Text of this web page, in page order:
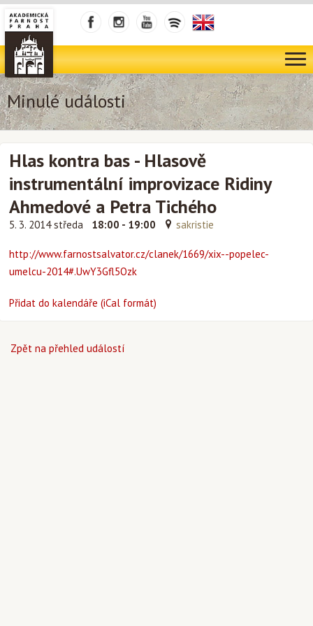
Minulé události
Hlas kontra bas - Hlasově
instrumentální improvizace Ridiny
Ahmedové a Petra Tichého
5. 3. 2014 středa 18:00 - 19:00 sakristie
http://www.farnostsalvator.cz/clanek/1669/xix--popelec-
umelcu-2014#.UwY3Gfl5Ozk
Přidat do kalendáře (iCal formát)
Zpět na přehled událostí